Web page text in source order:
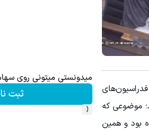
موضوعی که
بود و همین
میدونستی میتونی روی
ثبت
‹